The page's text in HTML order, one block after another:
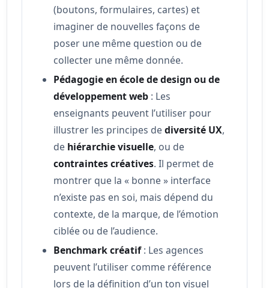
(boutons, formulaires, cartes) et
imaginer de nouvelles façons de
poser une même question ou de
collecter une même donnée.
Pédagogie en école de design ou de
développement web : Les
enseignants peuvent l’utiliser pour
illustrer les principes dediversité UX,
de hiérarchie visuelle, ou de
contraintes créatives. Il permet de
montrer que la « bonne » interface
n’existe pas en soi, mais dépend du
contexte, de la marque, de l’émotion
ciblée ou de l’audience.
Benchmark créatif: Les agences
peuvent l’utiliser comme référence
lors de la définition d’un ton visuel